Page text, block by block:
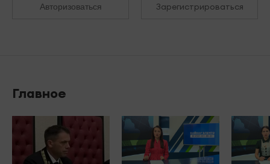
Авторизоваться Зарегистрироваться
Главное